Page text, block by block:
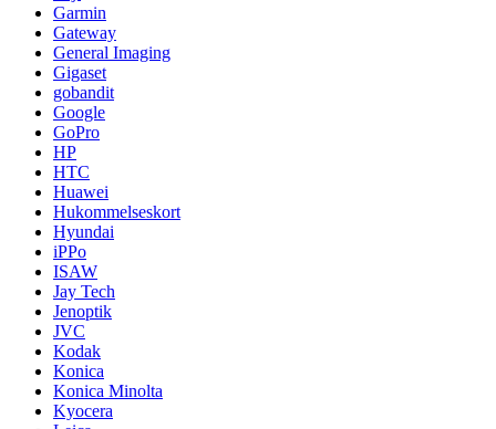
Garmin
Gateway
General Imaging
Gigaset
gobandit
Google
GoPro
HP
HTC
Huawei
Hukommelseskort
Hyundai
iPPo
ISAW
Jay Tech
Jenoptik
JVC
Kodak
Konica
Konica Minolta
Kyocera